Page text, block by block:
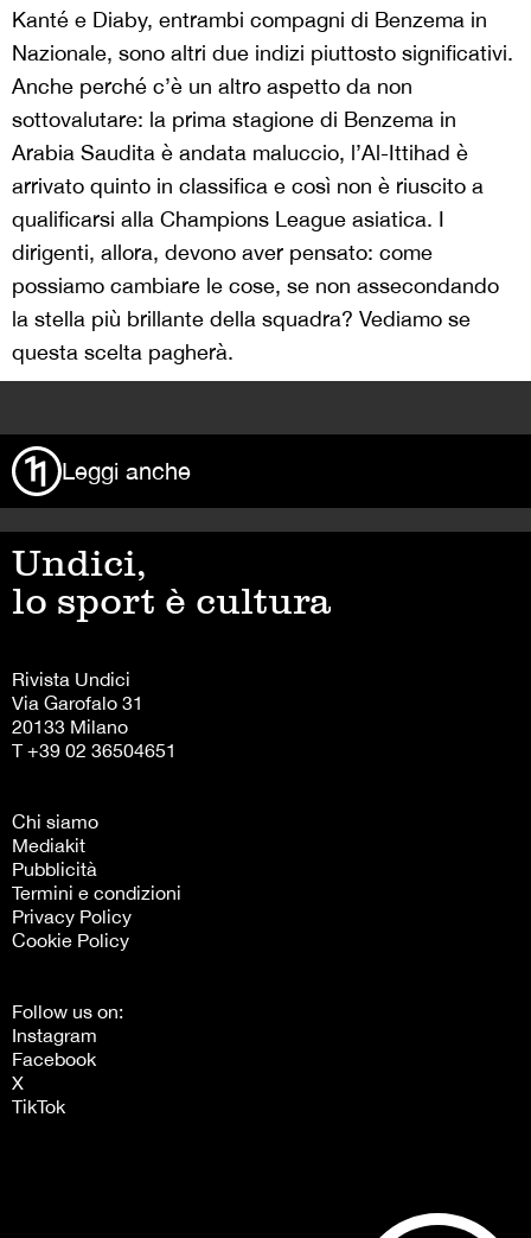
Kanté e Diaby, entrambi compagni di Benzema in
Nazionale, sono altri due indizi piuttosto significativi.
Anche perché c’è un altro aspetto da non
sottovalutare: la prima stagione di Benzema in
Arabia Saudita è andata maluccio, l’Al-Ittihad è
arrivato quinto in classifica e così non è riuscito a
qualificarsi alla Champions League asiatica. I
dirigenti, allora, devono aver pensato: come
possiamo cambiare le cose, se non assecondando
la stella più brillante della squadra? Vediamo se
questa scelta pagherà.
Leggi anche
Undici,
lo sport è cultura
Rivista Undici
Via Garofalo 31
20133 Milano
T +39 02 36504651
Chi siamo
Mediakit
Pubblicità
Termini e condizioni
Privacy Policy
Cookie Policy
Follow us on:
Instagram
Facebook
X
TikTok